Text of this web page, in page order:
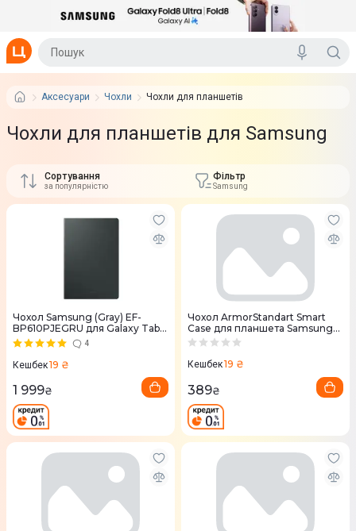
Аксесуари Чохли Чохли для планшетів
Чохли для планшетів для Samsung
Сортування
за популярністю
Фільтр
Samsung
Чохол Samsung (Gray) EF-
BP610PJEGRU для Galaxy Tab
S6 lite
4
Кешбек19 ₴
1 999₴
Чохол ArmorStandart Smart
Case для планшета Samsung
Galaxy Tab A9 Black
Кешбек19 ₴
389₴